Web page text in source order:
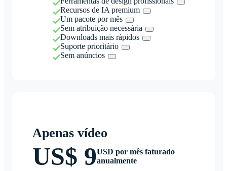
Recursos de IA premium
Um pacote por mês
Sem atribuição necessária
Downloads mais rápidos
Suporte prioritário
Sem anúncios
Apenas vídeo
US$ 9USD por mês faturado
anualmente